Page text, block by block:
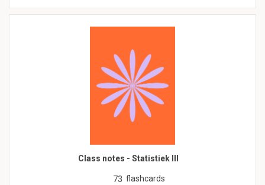
Class notes - Statistiek III
73 flashcards